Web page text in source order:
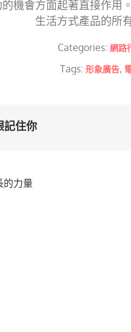
機會方面起著直接作
生活方式產品的所
Categories: 網路
Tags: 形象廣告,
記住你
的力量